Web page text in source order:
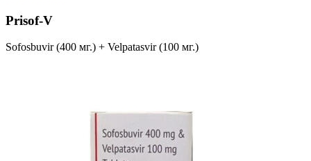
Prisof-V
Sofosbuvir (400 мг.) + Velpatasvir (100 мг.)